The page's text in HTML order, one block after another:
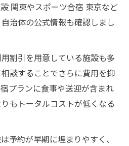
関東やスポーツ合宿 東京など
治体の公式情報も確認しまし
割引を用意している施設も多
談することでさらに費用を抑
プランに食事や送迎が含まれ
もトータルコストが低くなる
予約が早期に埋まりやすく、